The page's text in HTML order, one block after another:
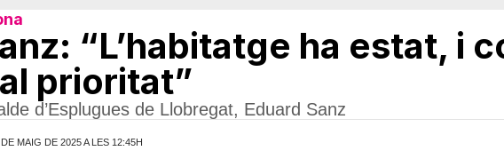
“L’habitatge ha estat, i
prioritat”
d’Esplugues de Llobregat, Eduard Sanz
MAIG DE 2025 A LES 12:45H